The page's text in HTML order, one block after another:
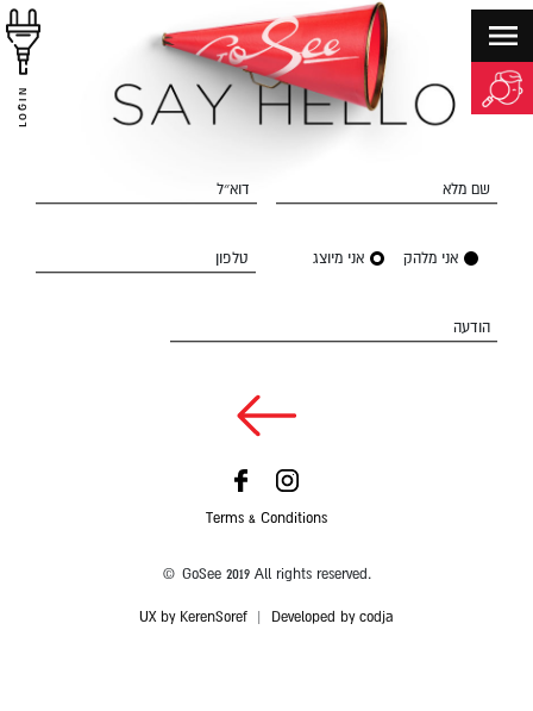
LOGIN
שם מלא דוא״ל
אני מלהק אני מיוצג טלפון
הודעה
Terms & Conditions
© GoSee 2019 All rights reserved.
UX by KerenSoref Developed by codja